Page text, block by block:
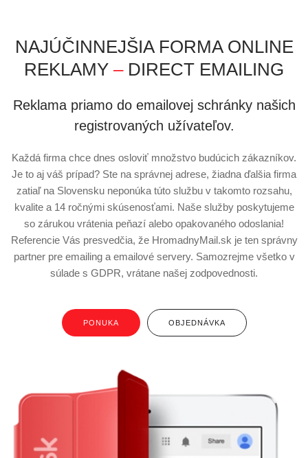
NAJÚČINNEJŠIA FORMA ONLINE
REKLAMY – DIRECT EMAILING
Reklama priamo do emailovej schránky našich
registrovaných užívateľov.
Každá firma chce dnes osloviť množstvo budúcich zákazníkov.
Je to aj váš prípad? Ste na správnej adrese, žiadna ďalšia firma
zatiaľ na Slovensku neponúka túto službu v takomto rozsahu,
kvalite a 14 ročnými skúsenosťami. Naše služby poskytujeme
so zárukou vrátenia peňazí alebo opakovaného odoslania!
Referencie Vás presvedčia, že HromadnyMail.sk je ten správny
partner pre emailing a emailové servery. Samozrejme všetko v
súlade s GDPR, vrátane našej zodpovednosti.
PONUKA OBJEDNÁVKA